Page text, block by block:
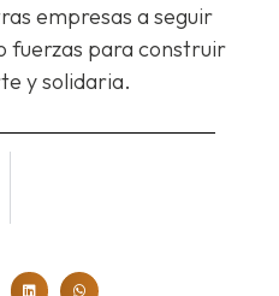
empresas a seguir
fuerzas para construir
y solidaria.